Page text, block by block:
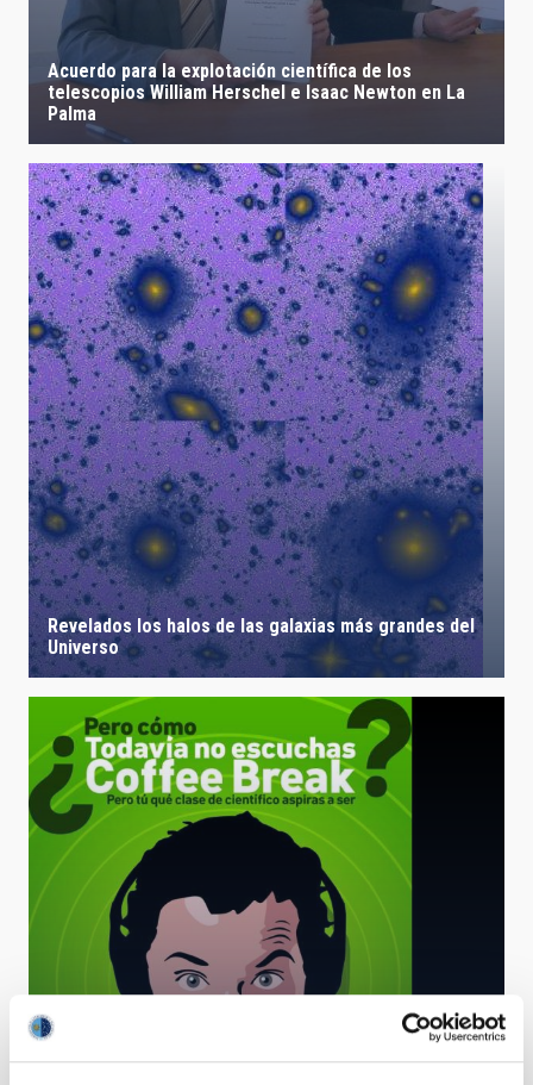
Acuerdo para la explotación científica de los
telescopios William Herschel e Isaac Newton en La
Palma
Revelados los halos de las galaxias más grandes del
Universo